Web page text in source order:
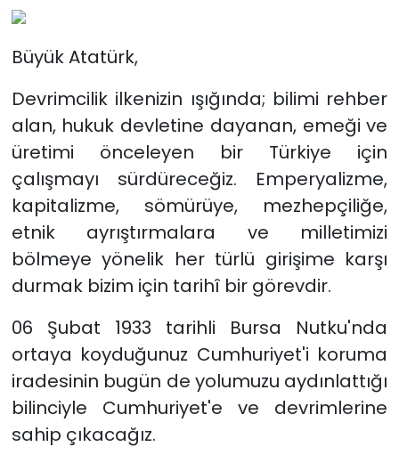
Büyük Atatürk,
Devrimcilik ilkenizin ışığında; bilimi rehber
alan, hukuk devletine dayanan, emeği ve
üretimi önceleyen bir Türkiye için
çalışmayı sürdüreceğiz. Emperyalizme,
kapitalizme, sömürüye, mezhepçiliğe,
etnik ayrıştırmalara ve milletimizi
bölmeye yönelik her türlü girişime karşı
durmak bizim için tarihî bir görevdir.
06 Şubat 1933 tarihli Bursa Nutku'nda
ortaya koyduğunuz Cumhuriyet'i koruma
iradesinin bugün de yolumuzu aydınlattığı
bilinciyle Cumhuriyet'e ve devrimlerine
sahip çıkacağız.